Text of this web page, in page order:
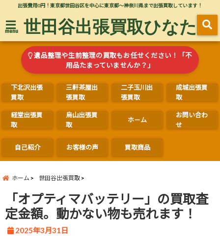
出張費用0円！東京都世田谷区を中心に東京都～神奈川県まで出張買取しています！
menu 世田谷出張買取ひなた
遺品整理や生前整理の買取もお任せください！「不
用品たまっていませんか？」
下北沢出張
買取
三軒茶屋出
張買取
二子玉川出
張買取
成城出張買
取
経堂出張買
取
烏山出張買
取
ホ－ム
お問い合わ
せ
自己紹介 お客様の声 買取商品
ホーム 世田谷出張買取
「オプティマバッテリー」の買取査
定金額。動かない物も売れます！
2025年3月31日